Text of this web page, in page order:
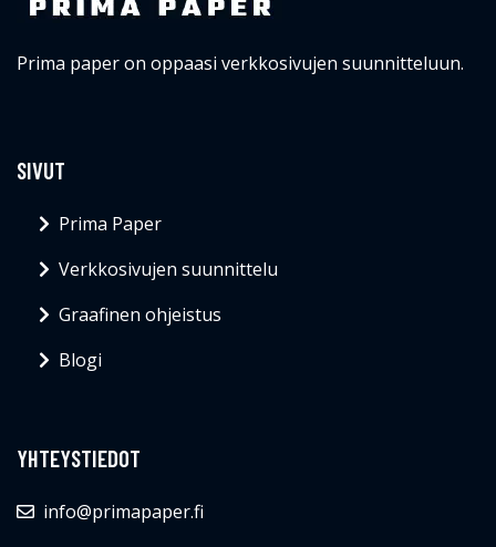
Prima paper on oppaasi verkkosivujen suunnitteluun.
SIVUT
Prima Paper
Verkkosivujen suunnittelu
Graafinen ohjeistus
Blogi
YHTEYSTIEDOT
info@primapaper.fi